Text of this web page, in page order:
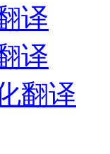
译
译
翻译